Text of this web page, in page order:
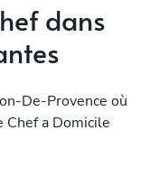
dans
De-Provence où
Chef a Domicile